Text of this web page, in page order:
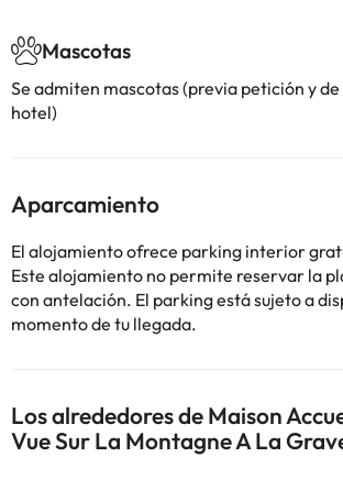
Mascotas
Se admiten mascotas (previa petición y
hotel)
Aparcamiento
El alojamiento ofrece parking interior
Este alojamiento no permite reservar la
con antelación. El parking está sujeto a
momento de tu llegada.
Los alrededores de Maison
Vue Sur La Montagne A La